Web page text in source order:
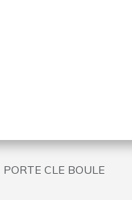
PORTE CLE BOULE